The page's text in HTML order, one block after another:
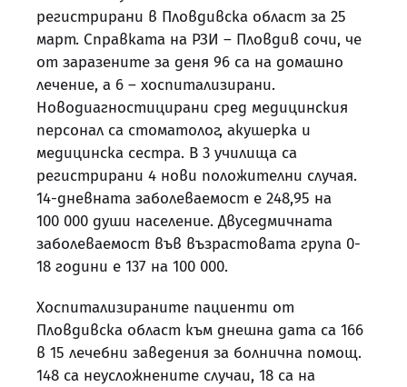
регистрирани в Пловдивска област за 25
март. Справката на РЗИ – Пловдив сочи, че
от заразените за деня 96 са на домашно
лечение, а 6 – хоспитализирани.
Новодиагностицирани сред медицинския
персонал са стоматолог, акушерка и
медицинска сестра. В 3 училища са
регистрирани 4 нови положителни случая.
14-дневната заболеваемост е 248,95 на
100 000 души население. Двуседмичната
заболеваемост във възрастовата група 0-
18 години е 137 на 100 000.
Хоспитализираните пациенти от
Пловдивска област към днешна дата са 166
в 15 лечебни заведения за болнична помощ.
148 са неусложнените случаи, 18 са на